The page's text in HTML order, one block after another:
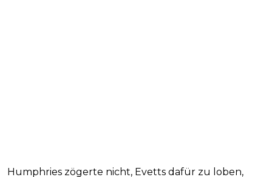
Humphries zögerte nicht, Evetts dafür zu loben,